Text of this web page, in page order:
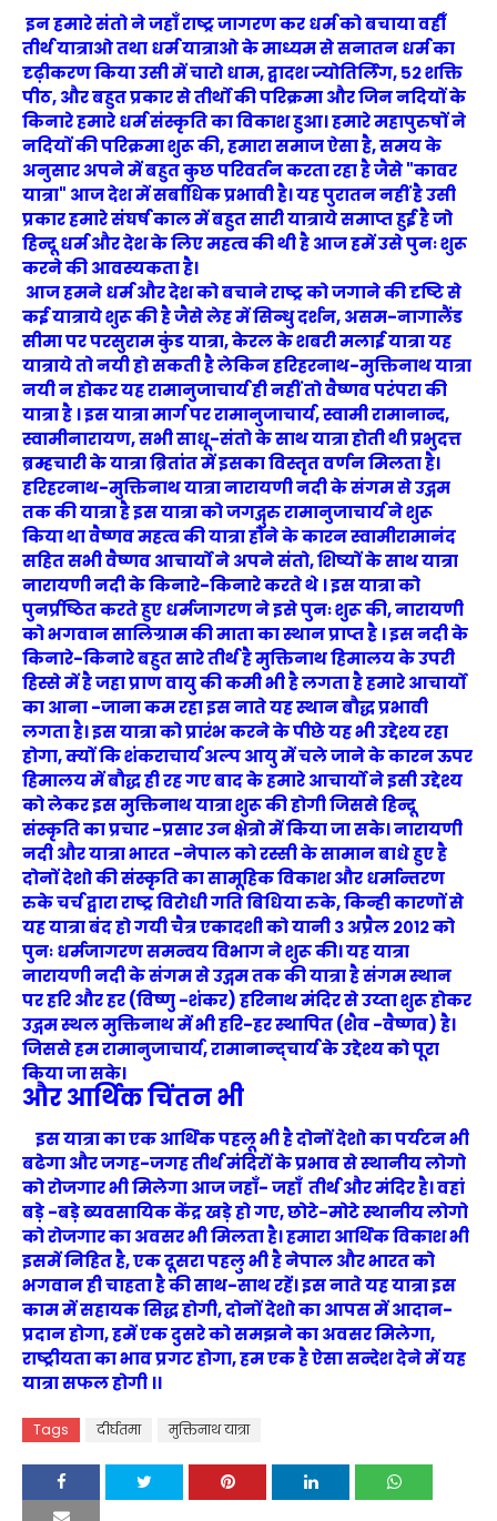
इन हमारे संतो ने जहाँ राष्ट्र जागरण कर धर्म को बचाया वहीँ
तीर्थ यात्राओ तथा धर्म यात्राओ के माध्यम से सनातन धर्म का
दृढ़ीकरण किया उसी में चारो धाम, द्वादश ज्योतिर्लिंग, ५२ शक्ति
पीठ, और बहुत प्रकार से तीर्थो की परिक्रमा और जिन नदियों के
किनारे हमारे धर्म संस्कृति का विकाश हुआ। हमारे महापुरुषों ने
नदियों की परिक्रमा शुरू की, हमारा समाज ऐसा है, समय के
अनुसार अपने में बहुत कुछ परिवर्तन करता रहा है जैसे "कावर
यात्रा" आज देश में सर्बाधिक प्रभावी है। यह पुरातन नहीं है उसी
प्रकार हमारे संघर्ष काल में बहुत सारी यात्राये समाप्त हुई है जो
हिन्दू धर्म और देश के लिए महत्व की थी है आज हमें उसे पुनः शुरू
करने की आवस्यकता है।
आज हमने धर्म और देश को बचाने राष्ट्र को जगाने की दृष्टि से
कई यात्राये शुरू की है जैसे लेह में सिन्धु दर्शन, असम-नागालैंड
सीमा पर परसुराम कुंड यात्रा, केरल के शबरी मलाई यात्रा यह
यात्राये तो नयी हो सकती है लेकिन हरिहरनाथ-मुक्तिनाथ यात्रा
नयी न होकर यह रामानुजाचार्य ही नहीं तो वैष्णव परंपरा की
यात्रा है । इस यात्रा मार्ग पर रामानुजाचार्य, स्वामी रामानान्द,
स्वामीनारायण, सभी साधू-संतो के साथ यात्रा होती थी प्रभुदत्त
ब्रम्हचारी के यात्रा ब्रितांत में इसका विस्तृत वर्णन मिलता है।
हरिहरनाथ-मुक्तिनाथ यात्रा नारायणी नदी के संगम से उद्गम
तक की यात्रा है इस यात्रा को जगद्गुरु रामानुजाचार्य ने शुरू
किया था वैष्णव महत्व की यात्रा होने के कारन स्वामीरामानंद
सहित सभी वैष्णव आचार्यो ने अपने संतो, शिष्यों के साथ यात्रा
नारायणी नदी के किनारे-किनारे करते थे । इस यात्रा को
पुनर्प्रष्ठित करते हुए धर्मजागरणने इसेपुनःशुरू की,नारायणी
को भगवान सालिग्राम की माता का स्थान प्राप्त है । इस नदी के
किनारे-किनारे बहुत सारे तीर्थ है मुक्तिनाथ हिमालय के उपरी
हिस्से में है जहा प्राण वायु की कमी भी है लगता है हमारे आचार्यो
का आना -जाना कम रहा इस नाते यह स्थान बौद्ध प्रभावी
लगता है। इस यात्रा को प्रारंभ करने के पीछे यह भी उद्देश्य रहा
होगा, क्यों कि शंकराचार्य अल्प आयु में चले जाने के कारन ऊपर
हिमालय में बौद्ध ही रह गए बाद के हमारे आचार्यो ने इसी उद्देश्य
को लेकर इस मुक्तिनाथ यात्रा शुरू की होगी जिससे हिन्दू
संस्कृति का प्रचार -प्रसार उन क्षेत्रो में किया जा सके। नारायणी
नदी और यात्रा भारत -नेपाल को रस्सी के सामान बाधे हुए है
दोनों देशो की संस्कृति का सामूहिक विकाश और धर्मान्तरण
रुके चर्च द्वारा राष्ट्र विरोधी गति बिधिया रुके, किन्ही कारणों से
यह यात्रा बंद हो गयी चैत्र एकादशी को यानी ३ अप्रैल २०१२ को
पुनः धर्मजागरण समन्वय विभाग ने शुरू की। यह यात्रा
नारायणी नदी के संगम से उद्गम तक की यात्रा है संगम स्थान
पर हरि और हर (विष्णु -शंकर) हरिनाथ मंदिर से उय्ता शुरू होकर
उद्गम स्थल मुक्तिनाथ में भी हरि-हर स्थापित (शैव -वैष्णव)है।
जिससे हम रामानुजाचार्य, रामानान्द्चार्य के उद्देश्य को पूरा
किया जा सके।
और आर्थिक चिंतन भी
इस यात्रा का एक आर्थिक पहलू भी है दोनों देशो का पर्यटन भी
बढेगा और जगह-जगह तीर्थ मंदिरों के प्रभाव से स्थानीय लोगो
को रोजगार भी मिलेगा आज जहाँ- जहाँ तीर्थ और मंदिर है।वहां
बड़े -बड़ेब्यवसायिक केंद्रखड़े हो गए, छोटे-मोटे स्थानीय लोगो
को रोजगार का अवसर भी मिलता है। हमारा आर्थिक विकाश भी
इसमें निहित है, एक दूसरा पहलु भी है नेपाल और भारत को
भगवान ही चाहता है की साथ-साथ रहें। इस नाते यह यात्रा इस
काम में सहायक सिद्ध होगी, दोनों देशो का आपस में आदान-
प्रदान होगा, हमें एक दुसरे को समझने का अवसर मिलेगा,
राष्ट्रीयता का भाव प्रगट होगा, हम एक है ऐसा सन्देश देने में यह
यात्रा सफल होगी ।।
Tags दीर्घतमा मुक्तिनाथ यात्रा